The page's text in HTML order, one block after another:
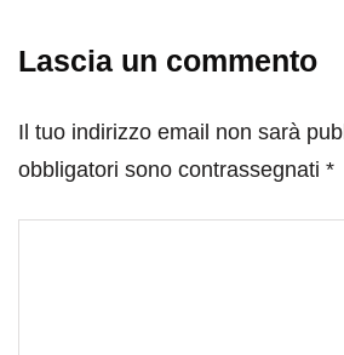
Lascia un commento
Il tuo indirizzo email non sarà
obbligatori sono contrassegnati *